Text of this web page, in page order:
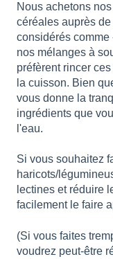
Nous achetons
céréales auprès
considérés
nos mélanges à
préfèrent rincer
la cuisson. Bien
vous donne la
ingrédients que
l'eau.
Si vous souhaitez
haricots/
lectines et réduire
facilement le faire
(Si vous faites
voudrez peut-être